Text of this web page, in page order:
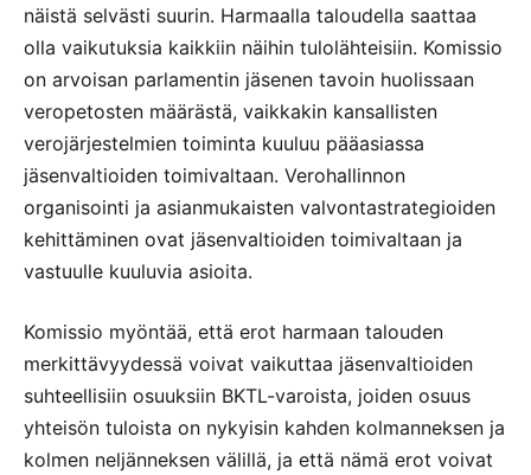
näistä selvästi suurin. Harmaalla taloudella saattaa
olla vaikutuksia kaikkiin näihin tulolähteisiin. Komissio
on arvoisan parlamentin jäsenen tavoin huolissaan
veropetosten määrästä, vaikkakin kansallisten
verojärjestelmien toiminta kuuluu pääasiassa
jäsenvaltioiden toimivaltaan. Verohallinnon
organisointi ja asianmukaisten valvontastrategioiden
kehittäminen ovat jäsenvaltioiden toimivaltaan ja
vastuulle kuuluvia asioita.
Komissio myöntää, että erot harmaan talouden
merkittävyydessä voivat vaikuttaa jäsenvaltioiden
suhteellisiin osuuksiin BKTL-varoista, joiden osuus
yhteisön tuloista on nykyisin kahden kolmanneksen ja
kolmen neljänneksen välillä, ja että nämä erot voivat